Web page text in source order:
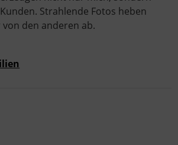
Strahlende Fotos heben
den anderen ab.